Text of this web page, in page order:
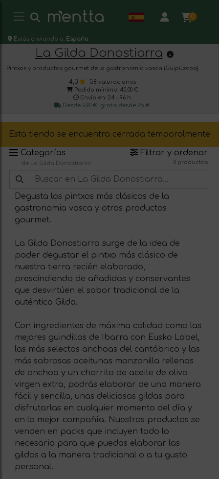
0
Estás enviando a: España
La Gilda Donostiarra
Pintxos y productos gourmet de la gastronomía vasca (Guipúzcoa)
4,3
58 valoraciones
Pedido mínimo: 40,00 €
Envío en: 24 - 96 h
Desde 6,90 €, gratis desde 75 €
Esta tienda se encuentra cerrada temporalmente
Categorías
de La Gilda Donostiarra
Filtrar y ordenar
0 productos
Degusta los pintxos más clásicos de la
gastronomia vasca y otros productos
gourmet.
La Gilda Donostiarra surge de la idea de
poder degustar el pintxo más clásico de
nuestra tierra recién elaborado,
prescindiendo de añadidos y conservantes
que desvirtúen el sabor tradicional de la
auténtica Gilda.
Con ingredientes de máxima calidad como las
mejores guindillas de Ibarra con Eusko Label,
las más selectas anchoas del cantábrico y las
más sabrosas aceitunas manzanilla rellenas
de anchoa y un chorrito de aceite de oliva
virgen extra, podrás elaborar de una manera
fácil y sencilla, unas deliciosas gildas para
disfrutarlas en cualquier momento del día y
en la mejor compañía. Nuestros productos se
venden en packs que incluyen todo lo
necesario para que puedas elaborar las
gildas a la manera tradicional o a tu gusto
personal.